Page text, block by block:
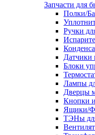
Запчасти для
Полки/
Ручки
Датчики
Блоки
Лампы
Дверцы
Кнопки
Ящики/
ТЭНы